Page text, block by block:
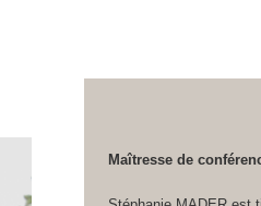
Maîtresse de